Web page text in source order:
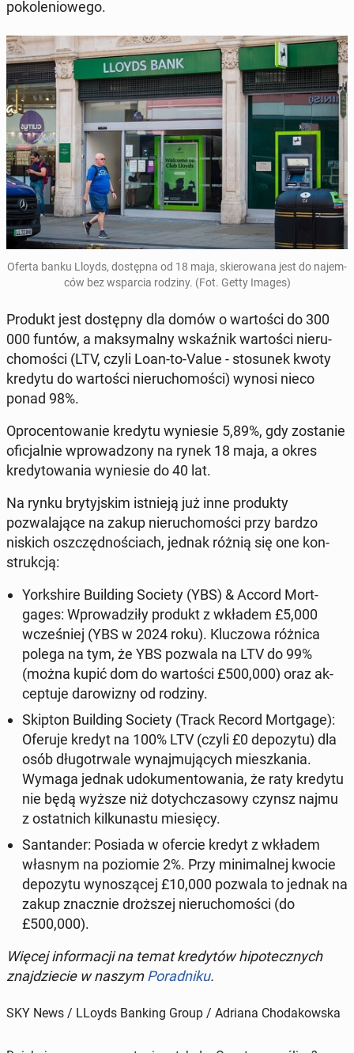
pokole­niowego.
Oferta banku Lloyds, dostęp­na od 18 maja, skierowana jest do na­jem­
ców bez ws­par­cia rodziny. (Fot. Getty Images)
Produkt jest dostęp­ny dla domów o wartoś­ci do 300
000 funtów, a maksy­mal­ny wskaźnik wartoś­ci nieru­
chomoś­ci (LTV, czyli Loan-to-Value - sto­sunek kwoty
kredytu do wartoś­ci nieru­chomoś­ci) wynosi nieco
ponad 98%.
Opro­cen­towanie kredytu wyniesie 5,89%, gdy zostanie
ofic­jal­nie wprowad­zony na rynek 18 maja, a okres
kredy­towa­nia wyniesie do 40 lat.
Na rynku bry­tyjskim ist­nieją już inne pro­duk­ty
pozwala­jące na zakup nieru­chomoś­ci przy bardzo
niskich os­zczęd­noś­ci­ach, jednak różnią się one kon­
strukcją:
York­shire Build­ing Society (YBS) & Accord Mort­
gages: Wprowadz­iły produkt z wkładem £5,000
wcześniej (YBS w 2024 roku). Kluc­zowa różnica
polega na tym, że YBS pozwala na LTV do 99%
(można kupić dom do wartoś­ci £500,000) oraz ak­
cep­tu­je darow­iz­ny od rodziny.
Skipton Build­ing Society (Track Record Mort­gage):
Oferuje kredyt na 100% LTV (czyli £0 de­pozy­tu) dla
osób dłu­gotr­wale wyna­j­mu­ją­cych mieszka­nia.
Wymaga jednak udoku­men­towa­nia, że raty kredytu
nie będą wyższe niż doty­chcza­sowy czynsz najmu
z os­tat­nich kilku­nas­tu miesię­cy.
San­tander: Posiada w ofercie kredyt z wkładem
własnym na poziomie 2%. Przy min­i­mal­nej kwocie
de­pozy­tu wynoszącej £10,000 pozwala to jednak na
zakup znacznie droższej nieru­chomoś­ci (do
£500,000).
Więcej in­for­ma­cji na temat kredytów hipotecznych
zna­jdziecie w naszymPo­rad­niku.
SKY News / LLoyds Banking Group / Adriana Chodakowska